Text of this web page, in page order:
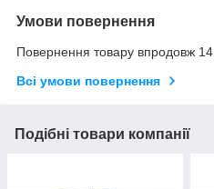
Умови повернення
Повернення товару впродовж 14
Всі умови повернення
Подібні товари компанії